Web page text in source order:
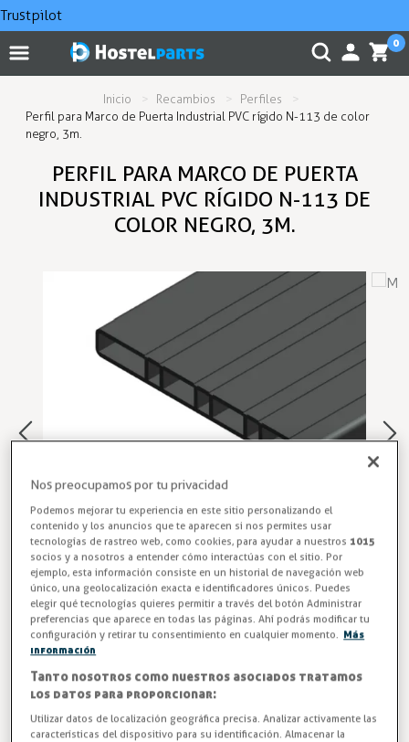
Trustpilot
0
Inicio Recambios
Perfiles
Perfil para Marco de Puerta Industrial PVC rígido N-113 de color
negro, 3m.
PERFIL PARA MARCO DE PUERTA
INDUSTRIAL PVC RÍGIDO N-113 DE
COLOR NEGRO, 3M.
Perfil PVC rígido N-113 de color negro, unidad 3m.
Entrega en 24/48h
-3% AHORRA -0,26 €
Nos preocupamos por tu privacidad
Podemos mejorar tu experiencia en este sitio personalizando el
contenido y los anuncios que te aparecen si nos permites usar
tecnologías de rastreo web, como cookies, para ayudar a nuestros 1015
socios y a nosotros a entender cómo interactúas con el sitio. Por
ejemplo, esta información consiste en un historial de navegación web
único, una geolocalización exacta e identificadores únicos. Puedes
elegir qué tecnologías quieres permitir a través del botón Administrar
preferencias que aparece en todas las páginas. Ahí podrás modificar tu
configuración y retirar tu consentimiento en cualquier momento. Más
información
Tanto nosotros como nuestros asociados tratamos
los datos para proporcionar:
Utilizar datos de localización geográfica precisa. Analizar activamente las
características del dispositivo para su identificación. Almacenar la